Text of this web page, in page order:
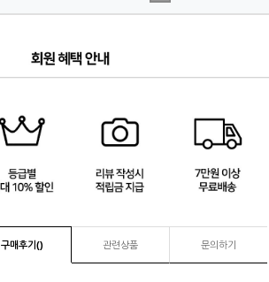
구매후기() 관련상품 문의하기